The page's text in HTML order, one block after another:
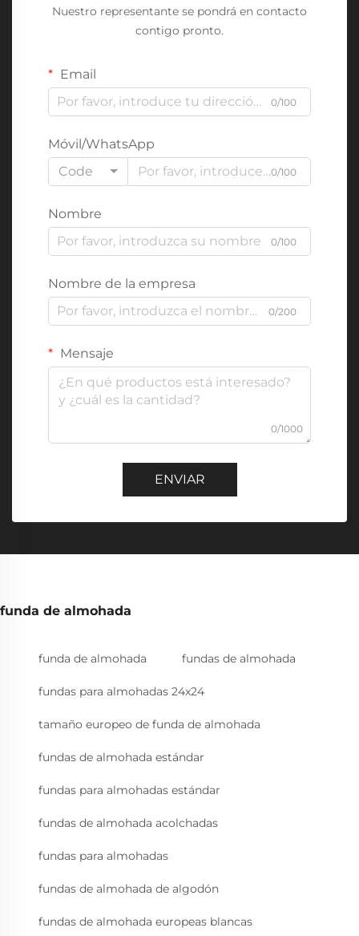
Nuestro representante se pondrá en contacto
contigo pronto.
Email
0/100
Móvil/WhatsApp
Code
0/100
Nombre
0/100
Nombre de la empresa
0/200
Mensaje
0/1000
ENVIAR
funda de almohada
funda de almohada fundas de almohada
fundas para almohadas 24x24
tamaño europeo de funda de almohada
fundas de almohada estándar
fundas para almohadas estándar
fundas de almohada acolchadas
fundas para almohadas
fundas de almohada de algodón
fundas de almohada europeas blancas